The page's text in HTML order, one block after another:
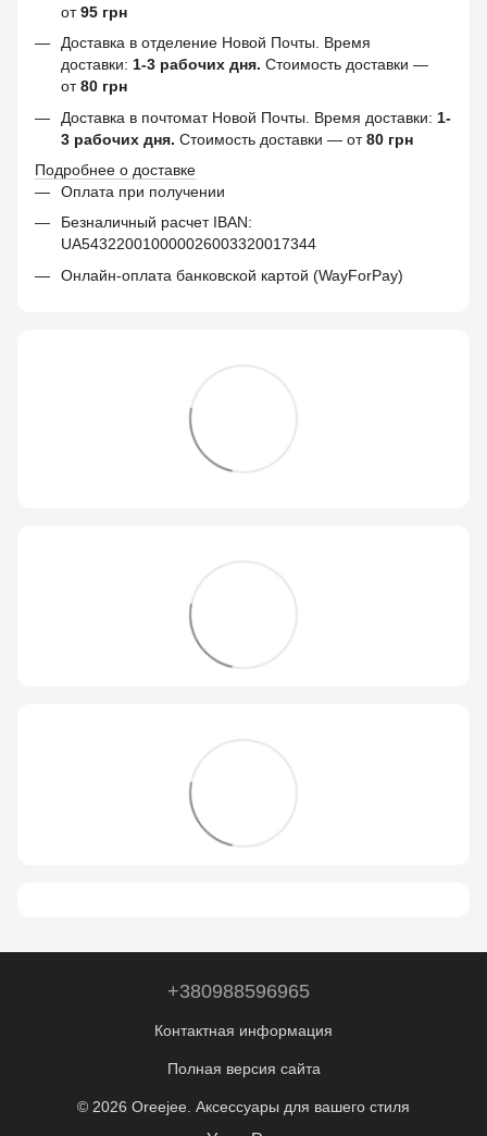
от95 грн
Доставка в отделение Новой Почты. Время
доставки: 1-3 рабочих дня. Стоимость доставки —
от80 грн
Доставка в почтомат Новой Почты. Время доставки: 1-
3 рабочих дня. Стоимость доставки — от80 грн
Подробнее о доставке
Оплата при получении
Безналичный расчет IBAN:
UA543220010000026003320017344
Онлайн-оплата банковской картой (WayForPay)
+380988596965
Контактная информация
Полная версия сайта
© 2026 Oreejee. Аксессуары для вашего стиля